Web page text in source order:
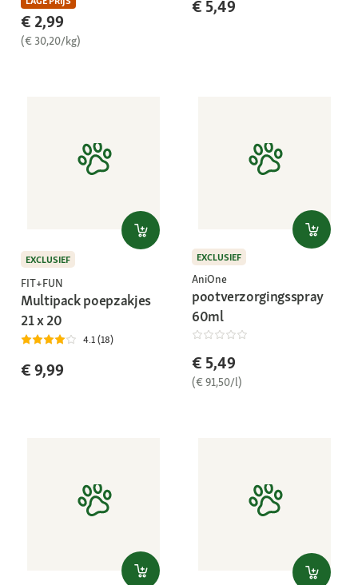
€ 2,99
(€ 30,20/kg)
€ 5,49
EXCLUSIEF
FIT+FUN
Multipack poepzakjes
21 x 20
4.1 (18)
€ 9,99
EXCLUSIEF
AniOne
pootverzorgingsspray
60ml
€ 5,49
(€ 91,50/l)